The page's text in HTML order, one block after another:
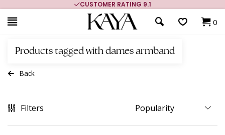
CUSTOMER RATING 9.1
0
Products tagged with dames armband
Back
Filters